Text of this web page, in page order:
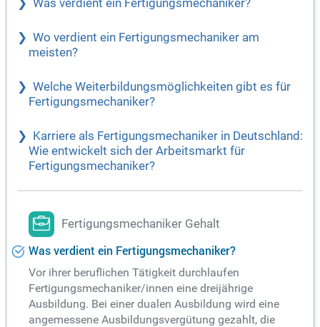
Was verdient ein Fertigungsmechaniker?
Wo verdient ein Fertigungsmechaniker am
meisten?
Welche Weiterbildungsmöglichkeiten gibt es für
Fertigungsmechaniker?
Karriere als Fertigungsmechaniker in Deutschland:
Wie entwickelt sich der Arbeitsmarkt für
Fertigungsmechaniker?
Fertigungsmechaniker Gehalt
Was verdient ein Fertigungsmechaniker?
Vor ihrer beruflichen Tätigkeit durchlaufen
Fertigungsmechaniker/innen eine dreijährige
Ausbildung. Bei einer dualen Ausbildung wird eine
angemessene Ausbildungsvergütung gezahlt, die